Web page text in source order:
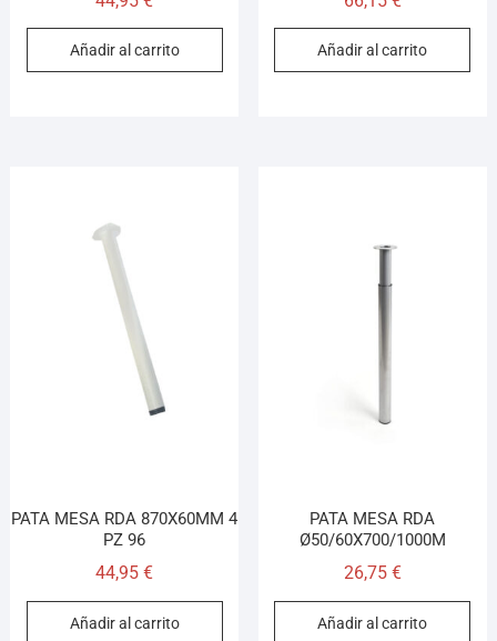
Añadir al carrito Añadir al carrito
PATA MESA RDA 870X60MM 4
PZ 96
44,95€
Añadir al carrito
PATA MESA RDA
Ø50/60X700/1000M
26,75 €
Añadir al carrito